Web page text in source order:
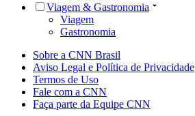
Viagem & Gastronomia
Viagem
Gastronomia
Sobre a CNN Brasil
Aviso Legal e Política de Privacidade
Termos de Uso
Fale com a CNN
Faça parte da Equipe CNN